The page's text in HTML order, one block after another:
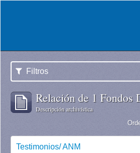
Filtros
Relación de 1 Fondos
Descripción archivística
Testimonios/ ANM